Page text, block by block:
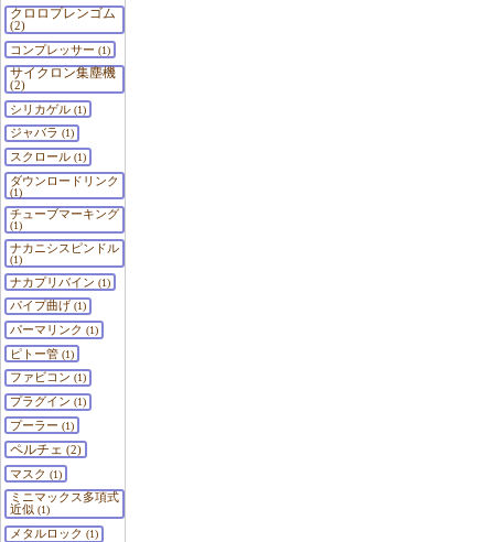
クロロプレンゴム
(2)
コンプレッサー (1)
サイクロン集塵機
(2)
シリカゲル(1)
ジャバラ (1)
スクロール(1)
ダウンロードリンク
(1)
チューブマーキング
(1)
ナカニシスピンドル
(1)
ナカプリバイン (1)
パイプ曲げ(1)
パーマリンク (1)
ピトー管(1)
ファビコン (1)
プラグイン (1)
プーラー (1)
ペルチェ (2)
マスク (1)
ミニマックス多項式
近似(1)
メタルロック (1)